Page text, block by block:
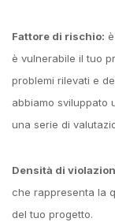
Fattore di rischio:
è vulnerabile il tuo
problemi rilevati e
abbiamo sviluppato
una serie di
Densità di
che rappresenta la
del tuo progetto.